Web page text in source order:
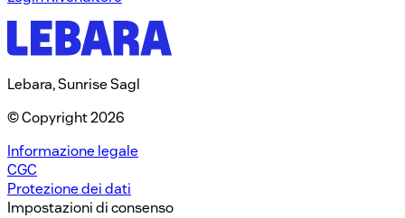
Lebara, Sunrise Sagl
© Copyright 2026
Informazione legale
CGC
Protezione dei dati
Impostazioni di consenso